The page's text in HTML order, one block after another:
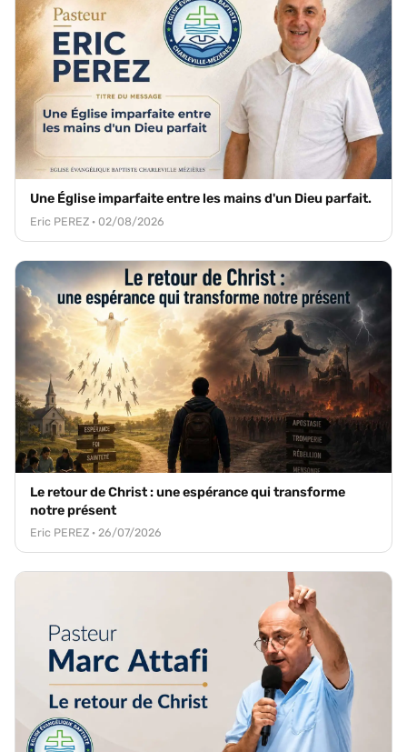
Une Église imparfaite entre les mains d'un Dieu parfait.
Eric PEREZ · 02/08/2026
Le retour de Christ : une espérance qui transforme
notre présent
Eric PEREZ · 26/07/2026